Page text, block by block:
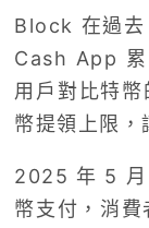
Block 在過去
Cash App
用戶對比特
幣提領上限，
2025 年 5
幣支付，消